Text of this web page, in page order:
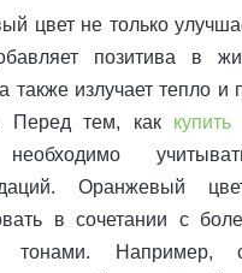
цвет не только
позитива в
также излучает тепло и
Перед тем, как
Оранжевый
в сочетании с
тонами. Например,